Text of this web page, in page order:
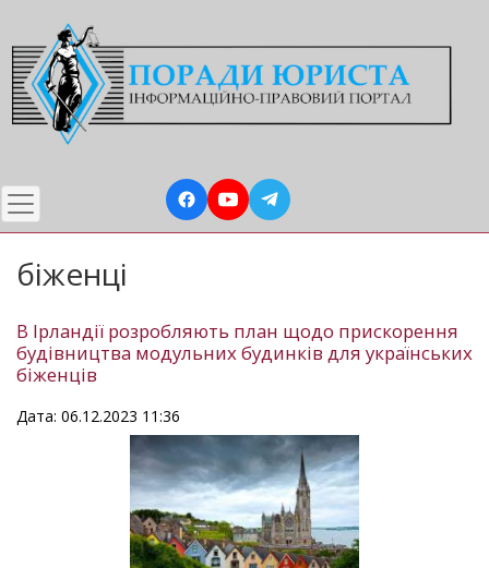
до
основного
вмісту
біженці
В Ірландії розробляють план щодо прискорення
будівництва модульних будинків для українських
біженців
Дата: 06.12.2023 11:36